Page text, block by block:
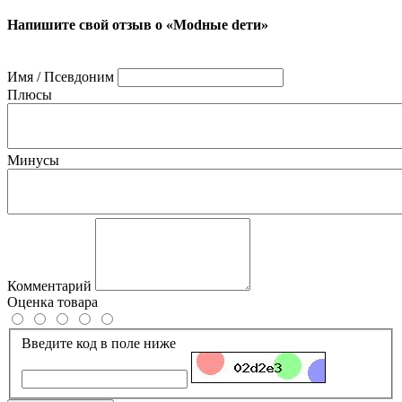
Напишите свой отзыв о «Modные dети»
Имя / Псевдоним
Плюсы
Минусы
Комментарий
Оценка товара
Введите код в поле ниже